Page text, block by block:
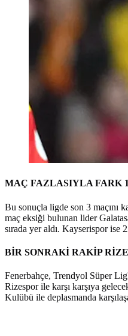
MAÇ FAZLASIYLA FARK 1
Bu sonuçla ligde son 3 maçını
maç eksiği bulunan lider
sırada yer aldı. Kayserispor ise
BİR SONRAKİ RAKİP
Fenerbahçe, Trendyol Süper
Rizespor ile karşı karşıya
Kulübü ile deplasmanda